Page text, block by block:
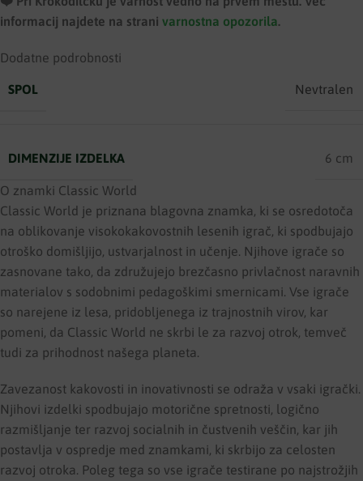
informacij najdete na strani varnostna opozorila.
Dodatne podrobnosti
SPOL Nevtralen
DIMENZIJE IZDELKA 6 cm
O znamki Classic World
Classic World je priznana blagovna znamka, ki se osredotoča
na oblikovanje visokokakovostnih lesenih igrač, ki spodbujajo
otroško domišljijo, ustvarjalnost in učenje. Njihove igrače so
zasnovane tako, da združujejo brezčasno privlačnost naravnih
materialov s sodobnimi pedagoškimi smernicami. Vse igrače
so narejene iz lesa, pridobljenega iz trajnostnih virov, kar
pomeni, da Classic World ne skrbi le za razvoj otrok, temveč
tudi za prihodnost našega planeta.
Zavezanost kakovosti in inovativnosti se odraža v vsaki igrački.
Njihovi izdelki spodbujajo motorične spretnosti, logično
razmišljanje ter razvoj socialnih in čustvenih veščin, kar jih
postavlja v ospredje med znamkami, ki skrbijo za celosten
razvoj otroka. Poleg tega so vse igrače testirane po najstrožjih